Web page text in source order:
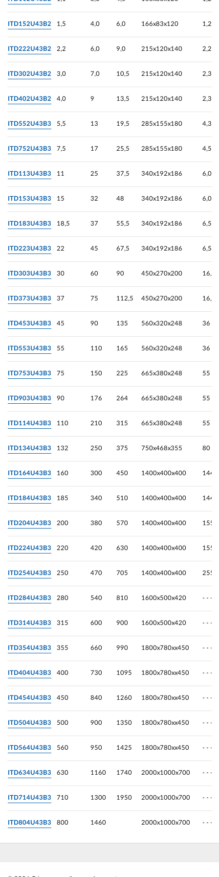
ITD152U43B2 1,5 4,0 6,0 166х83х120 1,2
ITD222U43B2 2,2 6,0 9,0 215х120х140 2,25
ITD302U43B2 3,0 7,0 10,5 215х120х140 2,3
ITD402U43B2 4,0 9 13,5 215х120х140 2,3
ITD552U43B3 5,5 13 19,5 285х155х180 4,3
ITD752U43B3 7,5 17 25,5 285х155х180 4,5
ITD113U43B3 11 25 37,5 340х192х186 6,0
ITD153U43B3 15 32 48 340х192х186 6,0
ITD183U43B3 18,5 37 55,5 340х192х186 6,5
ITD223U43B3 22 45 67,5 340х192х186 6,5
ITD303U43B3 30 60 90 450х270х200 16,1
ITD373U43B3 37 75 112,5 450х270х200 16,1
ITD453U43B3 45 90 135 560х320х248 36
ITD553U43B3 55 110 165 560х320х248 36
ITD753U43B3 75 150 225 665х380х248 55
ITD903U43B3 90 176 264 665х380х248 55
ITD114U43B3 110 210 315 665х380х248 55
ITD134U43B3 132 250 375 750х468х355 80
ITD164U43B3 160 300 450 1400х400х400 144
ITD184U43B3 185 340 510 1400х400х400 144
ITD204U43B3 200 380 570 1400х400х400 155
ITD224U43B3 220 420 630 1400х400х400 155
ITD254U43B3 250 470 705 1400х400х400 255
ITD284U43B3 280 540 810 1600х500х420 - - -
ITD314U43B3 315 600 900 1600х500х420 - - -
ITD354U43B3 355 660 990 1800х780хх450 - - -
ITD404U43B3 400 730 1095 1800х780хх450 - - -
ITD454U43B3 450 840 1260 1800х780хх450 - - -
ITD504U43B3 500 900 1350 1800х780хх450 - - -
ITD564U43B3 560 950 1425 1800х780хх450 - - -
ITD634U43B3 630 1160 1740 2000х1000х700 - - -
ITD714U43B3 710 1300 1950 2000х1000х700 - - -
ITD804U43B3 800 1460 2000х1000х700 - - -